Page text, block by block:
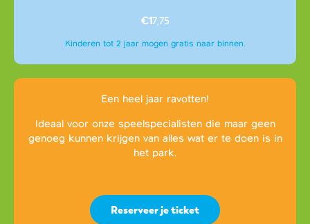
€17,75
Kinderen tot 2 jaar mogen gratis naar binnen.
Een heel jaar ravotten!
Ideaal voor onze speelspecialisten die maar geen
genoeg kunnen krijgen van alles wat er te doen is in
het park.
Reserveer je ticket